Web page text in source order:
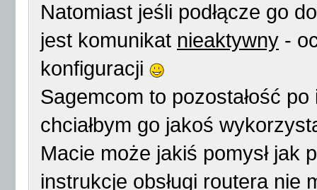
Natomiast jeśli podłącze go
jest komunikat nieaktywny -
konfiguracji
Sagemcom to pozostałość
chciałbym go jakoś
Macie może jakiś pomysł jak
instrukcje obsługi routera nie